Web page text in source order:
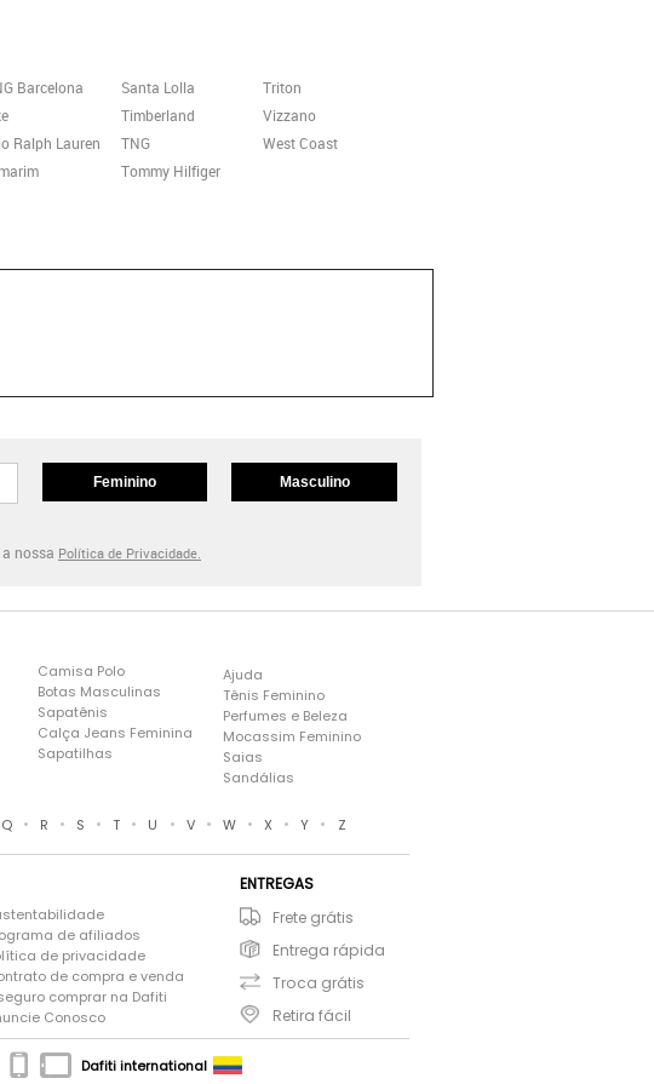
Barcelona
Ralph Lauren
Santa Lolla
Timberland
TNG
Tommy Hilfiger
Triton
Vizzano
West Coast
Feminino Masculino
nossa Política de Privacidade.
Camisa Polo
Botas Masculinas
Sapatênis
Calça Jeans Feminina
Sapatilhas
Ajuda
Tênis Feminino
Perfumes e Beleza
Mocassim Feminino
Saias
Sandálias
Q • R • S • T • U • V • W • X • Y • Z
de afiliados
de privacidade
de compra e venda
comprar na Dafiti
Conosco
ENTREGAS
Frete grátis
Entrega rápida
Troca grátis
Retira fácil
Dafiti international